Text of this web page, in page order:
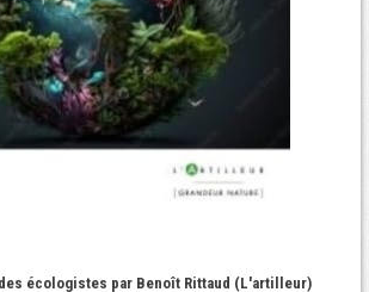
écologistes par Benoît Rittaud (L'artilleur)